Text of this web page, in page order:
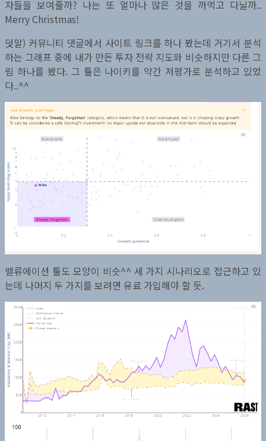
자들을 보여줄까? 나는 또 얼마나 많은 것을 까먹고 다닐까..
Merry Christmas!
덧말) 커뮤니티 댓글에서 사이트 링크를 하나 봤는데 거기서 분석
하는 그래프 중에 내가 만든 투자 전략 지도와 비슷하지만 다른 그
림 하나를 봤다. 그 툴은 나이키를 약간 저평가로 분석하고 있었
다..^^
밸류에이션 툴도 모양이 비슷^^ 세 가지 시나리오로 접근하고 있
는데 나머지 두 가지를 보려면 유료 가입해야 할 듯.